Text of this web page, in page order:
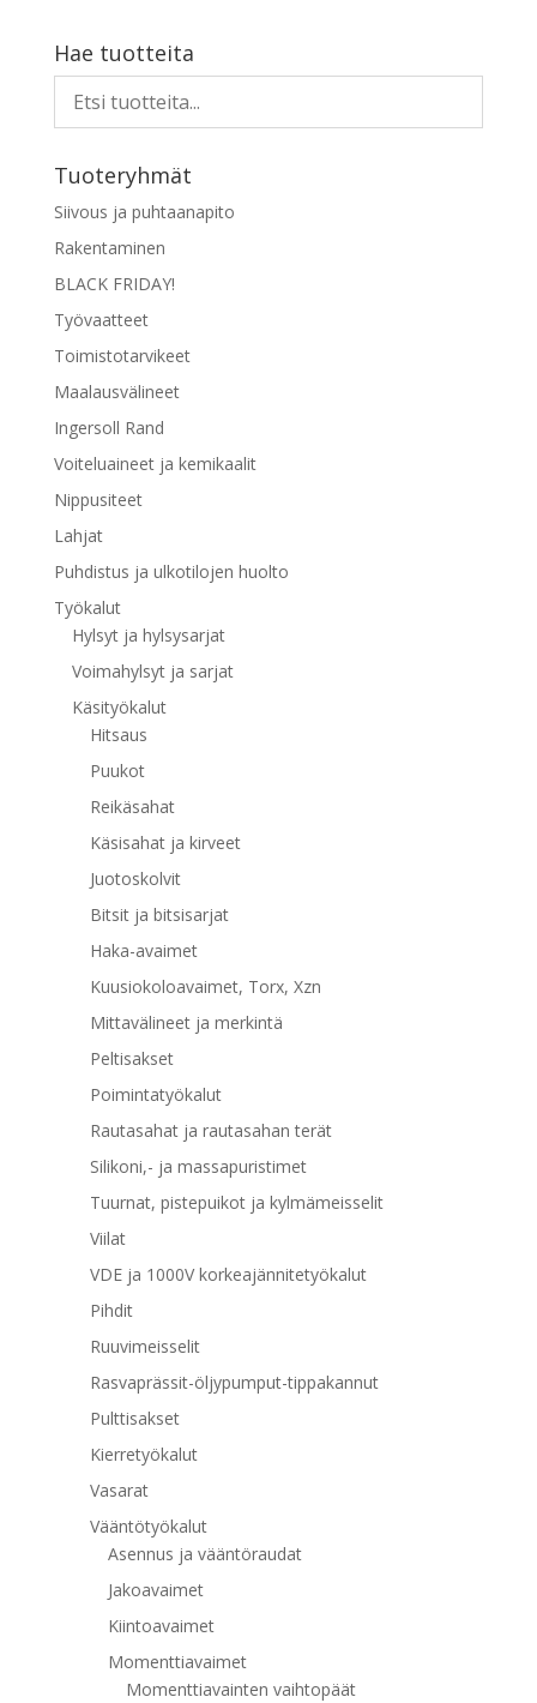
Hae tuotteita
Tuoteryhmät
Siivous ja puhtaanapito
Rakentaminen
BLACK FRIDAY!
Työvaatteet
Toimistotarvikeet
Maalausvälineet
Ingersoll Rand
Voiteluaineet ja kemikaalit
Nippusiteet
Lahjat
Puhdistus ja ulkotilojen huolto
Työkalut
Hylsyt ja hylsysarjat
Voimahylsyt ja sarjat
Käsityökalut
Hitsaus
Puukot
Reikäsahat
Käsisahat ja kirveet
Juotoskolvit
Bitsit ja bitsisarjat
Haka-avaimet
Kuusiokoloavaimet, Torx, Xzn
Mittavälineet ja merkintä
Peltisakset
Poimintatyökalut
Rautasahat ja rautasahan terät
Silikoni,- ja massapuristimet
Tuurnat, pistepuikot ja kylmämeisselit
Viilat
VDE ja 1000V korkeajännitetyökalut
Pihdit
Ruuvimeisselit
Rasvaprässit-öljypumput-tippakannut
Pulttisakset
Kierretyökalut
Vasarat
Vääntötyökalut
Asennus ja vääntöraudat
Jakoavaimet
Kiintoavaimet
Momenttiavaimet
Momenttiavainten vaihtopäät